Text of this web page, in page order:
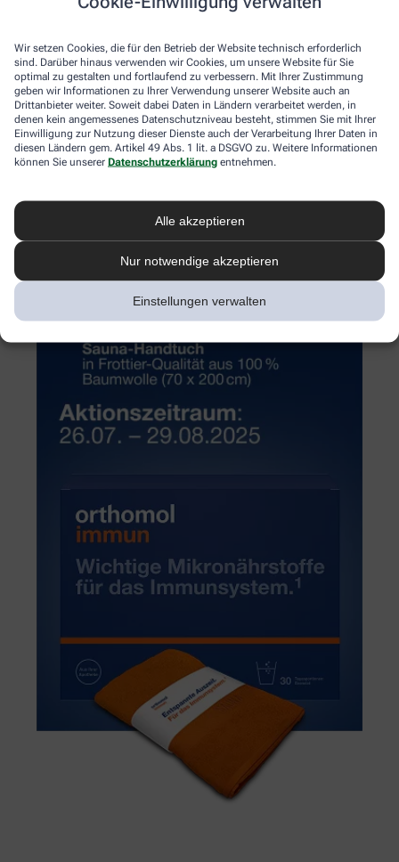
Wir setzen Cookies, die für den Betrieb der Website technisch erforderlich
sind. Darüber hinaus verwenden wir Cookies, um unsere Website für Sie
optimal zu gestalten und fortlaufend zu verbessern. Mit Ihrer Zustimmung
geben wir Informationen zu Ihrer Verwendung unserer Website auch an
Drittanbieter weiter. Soweit dabei Daten in Ländern verarbeitet werden, in
denen kein angemessenes Datenschutzniveau besteht, stimmen Sie mit Ihrer
Einwilligung zur Nutzung dieser Dienste auch der Verarbeitung Ihrer Daten in
diesen Ländern gem. Artikel 49 Abs. 1 lit. a DSGVO zu. Weitere Informationen
können Sie unserer Datenschutzerklärung entnehmen.
Alle akzeptieren
Nur notwendige akzeptieren
Einstellungen verwalten